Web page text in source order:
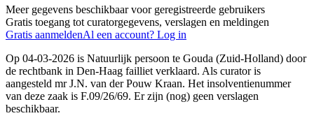
Meer gegevens beschikbaar voor geregistreerde gebruikers
Gratis toegang tot curatorgegevens, verslagen en meldingen
Gratis aanmeldenAl een account? Log in
Op 04-03-2026 is Natuurlijk persoon te Gouda (Zuid-Holland) door
de rechtbank in Den-Haag failliet verklaard. Als curator is
aangesteld mr J.N. van der Pouw Kraan. Het insolventienummer
van deze zaak is F.09/26/69. Er zijn (nog) geen verslagen
beschikbaar.